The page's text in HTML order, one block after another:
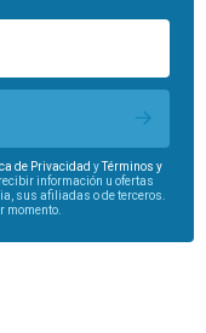
de Privacidad yTérminos y
información u ofertas
sus afiliadas o de terceros.
momento.